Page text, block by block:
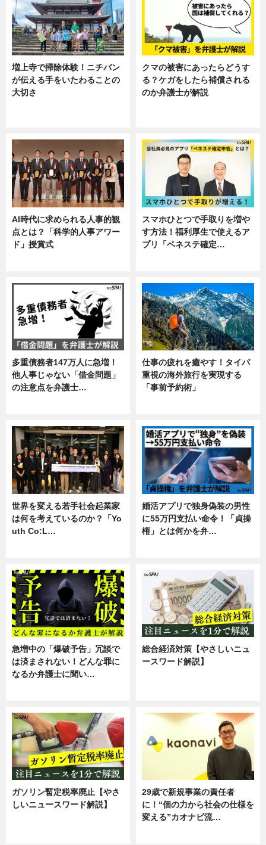
増上寺で掃除体験！ニチバン
が伝える手をいたわることの
大切さ
クマの被害にあったらどうす
る？ケガをしたら補償される
のか弁護士が解説
AI時代に求められる人事的観
点とは？「科学的人事アワー
ド」授賞式
スマホひとつで手取りを増や
す方法！福利厚生で使えるア
プリ「ベネステ確定…
多重債務者147万人に急増！
他人事じゃない「借金問題」
の注意点を弁護士…
仕事の疲れを癒やす！タイパ
重視の海外旅行を実現する
「事前予約術」
世界を変える若手社会起業家
は何を考えているのか？「Yo
uth Co:L…
婚活アプリで独身偽装の男性
に55万円支払い命令！「貞操
権」とは何かを弁…
急増中の「爆破予告」冗談で
は済まされない！どんな罪に
なるか弁護士に聞い…
総合経済対策【やさしいニュ
ースワード解説】
ガソリン暫定税率廃止【やさ
しいニュースワード解説】
29歳で新規事業の責任者
に！“個の力から社会の仕様を
変える”カオナビ流…